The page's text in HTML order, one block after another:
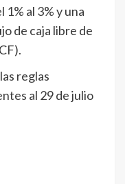
al 3% y una
de caja libre de
reglas
al 29 de julio